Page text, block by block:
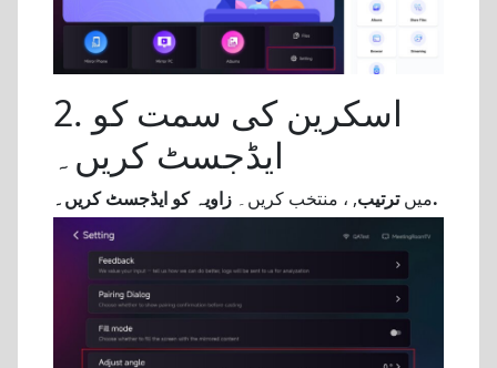
2. اسکرین کی سمت کو
ایڈجسٹ کریں۔
میںترتیب, ، منتخب کریں۔ زاویہ کو ایڈجسٹ کریں۔.